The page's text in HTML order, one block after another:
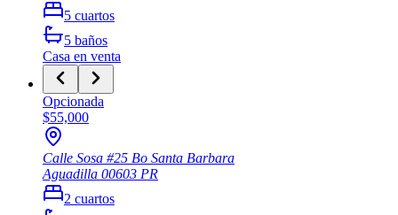
5 cuartos
5 baños
Casa en venta
Opcionada
$55,000
Calle Sosa #25 Bo Santa Barbara
Aguadilla 00603 PR
2 cuartos